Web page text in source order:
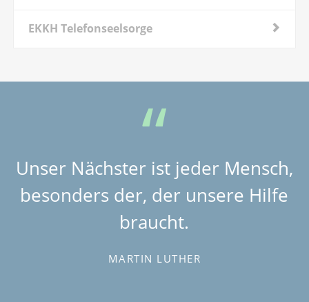
EKKH Telefonseelsorge
Unser Nächster ist jeder Mensch,
besonders der, der unsere Hilfe
braucht.
MARTIN LUTHER